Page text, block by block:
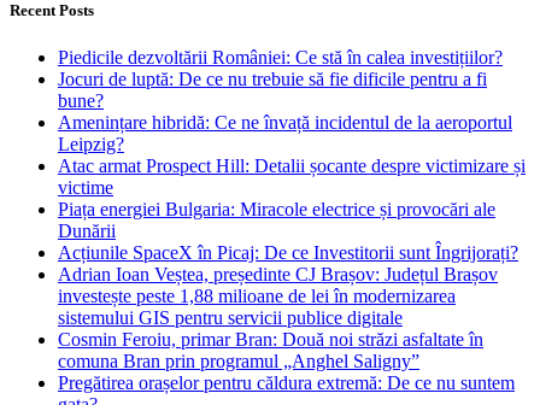
Recent Posts
Piedicile dezvoltării României: Ce stă în calea investițiilor?
Jocuri de luptă: De ce nu trebuie să fie dificile pentru a fi
bune?
Amenințare hibridă: Ce ne învață incidentul de la aeroportul
Leipzig?
Atac armat Prospect Hill: Detalii șocante despre victimizare și
victime
Piața energiei Bulgaria: Miracole electrice și provocări ale
Dunării
Acțiunile SpaceX în Picaj: De ce Investitorii sunt Îngrijorați?
Adrian Ioan Veștea, președinte CJ Brașov: Județul Brașov
investește peste 1,88 milioane de lei în modernizarea
sistemului GIS pentru servicii publice digitale
Cosmin Feroiu, primar Bran: Două noi străzi asfaltate în
comuna Bran prin programul „Anghel Saligny”
Pregătirea orașelor pentru căldura extremă: De ce nu suntem